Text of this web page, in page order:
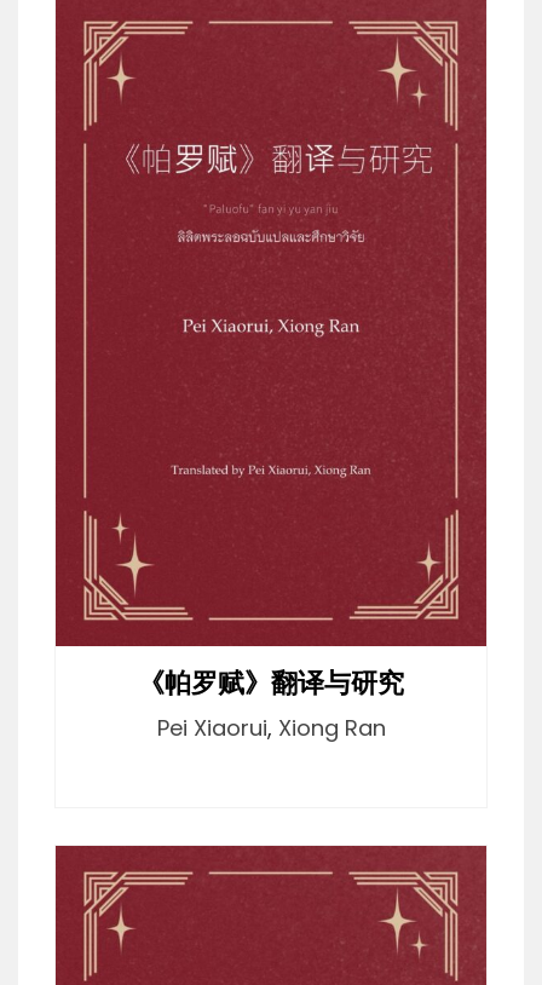
《帕罗赋》翻译与研究
Pei Xiaorui, Xiong Ran